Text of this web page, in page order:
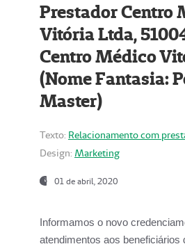
Prestador Centro
Vitória Ltda,
Centro Médico
(Nome Fantasia:
Master)
Texto: Relacionamento com
Design: Marketing
01 de abril, 2020
Informamos o novo
atendimentos aos beneficiários